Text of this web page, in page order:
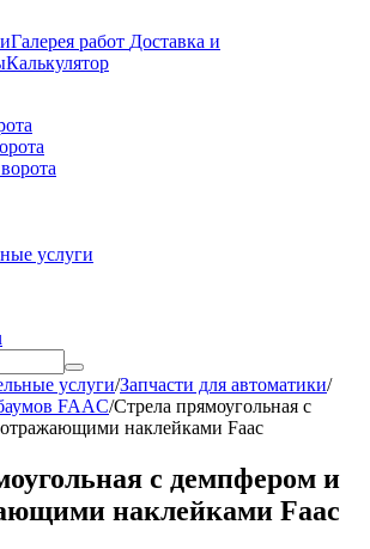
Галерея работ Доставка и
Калькулятор
услуги
услуги/Запчасти для автоматики/
FAAC/Стрела прямоугольная с
наклейками Faac
с демпфером и
наклейками Faac